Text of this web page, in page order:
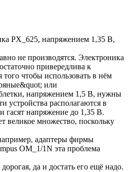
PX_625, напряжением 1,35 В,
не производятся. Электроника
привередлива к
чтобы использовать в нём
или
напряжением 1,5 В, нужны
устройства располагаются в
гасят напряжение до 1,35 В.
великое множество, поскольку
адаптеры фирмы
OM_1/1N эта проблема
да и достать его ещё надо.